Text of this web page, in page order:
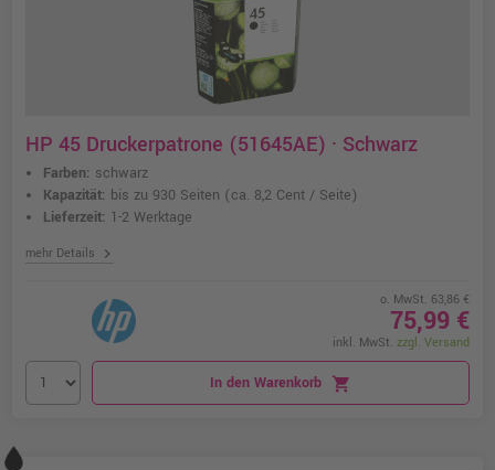
HP 45 Druckerpatrone (51645AE) · Schwarz
Farben: schwarz
Kapazität: bis zu 930 Seiten (ca. 8,2 Cent / Seite)
Lieferzeit: 1-2 Werktage
mehr Details chevron_right
o. MwSt. 63,86 €
75,99 €
inkl. MwSt. zzgl. Versand
In den Warenkorb shopping_cart